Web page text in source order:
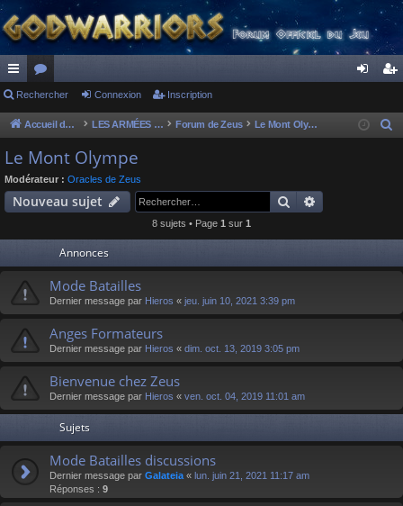
ac
co
ur
ci
or
u
m
s
ne cri
Rechercher Connexion Inscription
Accueil du forum LES ARMÉES DIVINES - FORUMS DE CLAN Forum de Zeus Le Mont Olympe
c
Le Mont Olympe
Modérateur : Oracles de Zeus
Nouveau sujet Rechercher
8 sujets • Page 1 sur 1
Annonces
Mode Batailles
Dernier message par Hieros « jeu. juin 10, 2021 3:39 pm
Anges Formateurs
Dernier message par Hieros « dim. oct. 13, 2019 3:05 pm
Bienvenue chez Zeus
Dernier message par Hieros « ven. oct. 04, 2019 11:01 am
Sujets
Mode Batailles discussions
Dernier message par Galateia « lun. juin 21, 2021 11:17 am
Réponses : 9